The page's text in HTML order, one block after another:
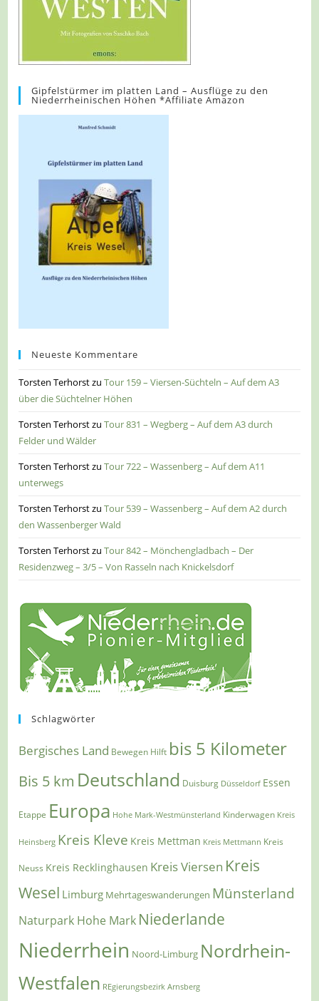
Gipfelstürmer im platten Land – Ausflüge zu den
Niederrheinischen Höhen *Affiliate Amazon
Neueste Kommentare
Torsten TerhorstzuTour 159 – Viersen-Süchteln – Auf dem A3
über die Süchtelner Höhen
Torsten TerhorstzuTour 831 – Wegberg – Auf dem A3 durch
Felder und Wälder
Torsten TerhorstzuTour 722 – Wassenberg – Auf dem A11
unterwegs
Torsten TerhorstzuTour 539 – Wassenberg – Auf dem A2 durch
den Wassenberger Wald
Torsten TerhorstzuTour 842 – Mönchengladbach – Der
Residenzweg – 3/5 – Von Rasseln nach Knickelsdorf
Schlagwörter
Bergisches Land Bewegen Hilft bis 5 Kilometer
Bis 5 km Deutschland Duisburg Düsseldorf Essen
Etappe Europa Hohe Mark-Westmünsterland Kinderwagen Kreis
Heinsberg Kreis Kleve Kreis Mettman Kreis Mettmann Kreis
Neuss Kreis Recklinghausen Kreis Viersen Kreis
Wesel Limburg Mehrtageswanderungen Münsterland
Naturpark Hohe Mark Niederlande
Niederrhein Noord-Limburg Nordrhein-
Westfalen REgierungsbezirk Arnsberg